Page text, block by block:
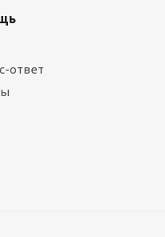
ответ